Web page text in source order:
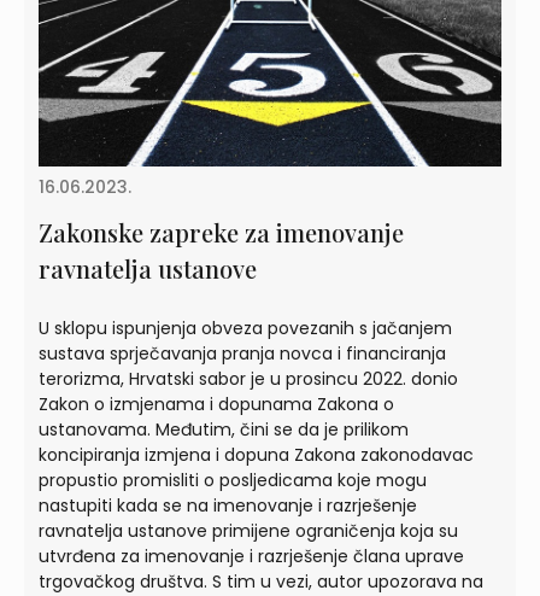
16.06.2023.
Zakonske zapreke za imenovanje
ravnatelja ustanove
U sklopu ispunjenja obveza povezanih s jačanjem
sustava sprječavanja pranja novca i financiranja
terorizma, Hrvatski sabor je u prosincu 2022. donio
Zakon o izmjenama i dopunama Zakona o
ustanovama. Međutim, čini se da je prilikom
koncipiranja izmjena i dopuna Zakona zakonodavac
propustio promisliti o posljedicama koje mogu
nastupiti kada se na imenovanje i razrješenje
ravnatelja ustanove primijene ograničenja koja su
utvrđena za imenovanje i razrješenje člana uprave
trgovačkog društva. S tim u vezi, autor upozorava na